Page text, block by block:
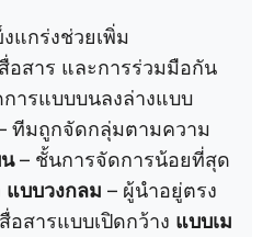
แกร่งช่วยเพิ่ม
อสาร และการร่วมมือกัน
ารแบบบนลงล่างแบบ
ทีมถูกจัดกลุ่มตามความ
– ชั้นการจัดการน้อยที่สุด
แบบวงกลม – ผู้นำอยู่ตรง
อสารแบบเปิดกว้าง แบบเม